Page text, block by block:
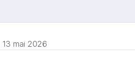
13 mai 2026